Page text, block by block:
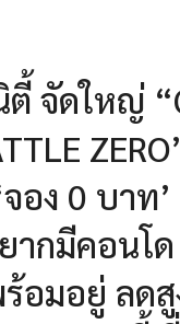
จัดใหญ่
อง 0 บาท
ากมีคอนโ
ร้อมอยู่ ลด